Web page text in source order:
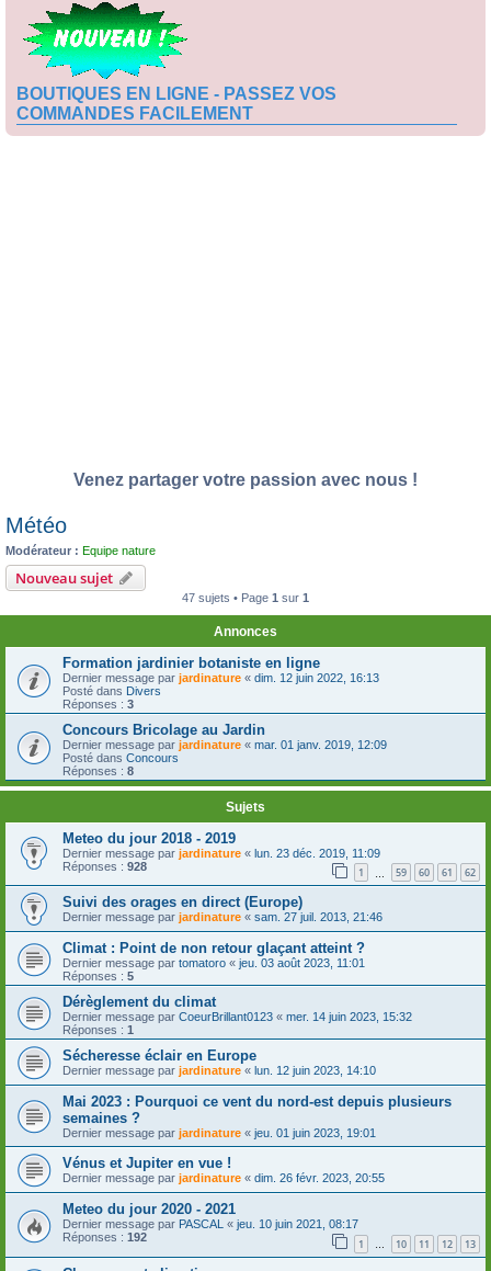
BOUTIQUES EN LIGNE - PASSEZ VOS
COMMANDES FACILEMENT
Venez partager votre passion avec nous !
Météo
Modérateur : Equipe nature
Nouveau sujet
47 sujets • Page 1 sur 1
Annonces
Formation jardinier botaniste en ligne
Dernier message par jardinature « dim. 12 juin 2022, 16:13
Posté dans Divers
Réponses : 3
Concours Bricolage au Jardin
Dernier message par jardinature « mar. 01 janv. 2019, 12:09
Posté dans Concours
Réponses : 8
Sujets
Meteo du jour 2018 - 2019
Dernier message par jardinature « lun. 23 déc. 2019, 11:09
Réponses : 928 1 59 60 61 62
Suivi des orages en direct (Europe)
Dernier message par jardinature « sam. 27 juil. 2013, 21:46
Climat : Point de non retour glaçant atteint ?
Dernier message par tomatoro « jeu. 03 août 2023, 11:01
Réponses : 5
Dérèglement du climat
Dernier message par CoeurBrillant0123 « mer. 14 juin 2023, 15:32
Réponses : 1
Sécheresse éclair en Europe
Dernier message par jardinature « lun. 12 juin 2023, 14:10
Mai 2023 : Pourquoi ce vent du nord-est depuis plusieurs
semaines ?
Dernier message par jardinature « jeu. 01 juin 2023, 19:01
Vénus et Jupiter en vue !
Dernier message par jardinature « dim. 26 févr. 2023, 20:55
Meteo du jour 2020 - 2021
Dernier message par PASCAL « jeu. 10 juin 2021, 08:17
Réponses : 192 1 … 10 11 12 13